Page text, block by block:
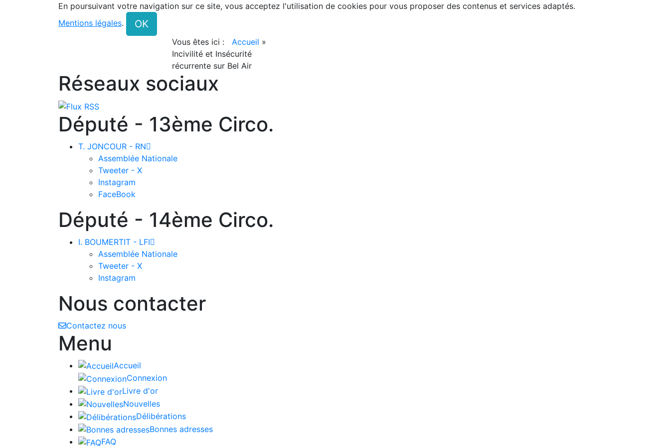
En poursuivant votre navigation sur ce site, vous acceptez l'utilisation de cookies pour vous proposer des contenus et services adaptés.
Mentions légales. OK
Vous êtes ici : Accueil »
Incivilité et Insécurité
récurrente sur Bel Air
Réseaux sociaux
Député - 13ème Circo.
T. JONCOUR - RN
Assemblée Nationale
Tweeter - X
Instagram
FaceBook
Député - 14ème Circo.
I. BOUMERTIT - LFI
Assemblée Nationale
Tweeter - X
Instagram
Nous contacter
Contactez nous
Menu
Accueil
Connexion
Livre d'or
Nouvelles
Délibérations
Bonnes adresses
FAQ